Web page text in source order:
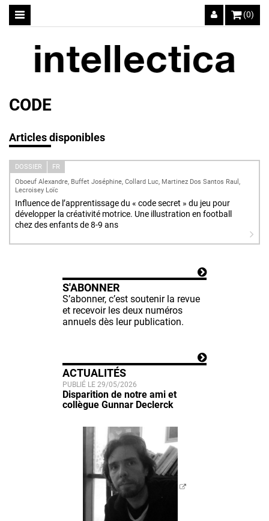
(0)
CODE
Articles disponibles
DOSSIER
FR
Oboeuf Alexandre, Buffet Joséphine, Collard Luc, Martinez Dos Santos Raul,
Lecroisey Loïc
Influence de l’apprentissage du « code secret » du jeu pour
développer la créativité motrice. Une illustration en football
chez des enfants de 8-9 ans
S'ABONNER
S’abonner, c’est soutenir la revue
et recevoir les deux numéros
annuels dès leur publication.
ACTUALITÉS
PUBLIÉ LE 29/05/2026
Disparition de notre ami et
collègue Gunnar Declerck